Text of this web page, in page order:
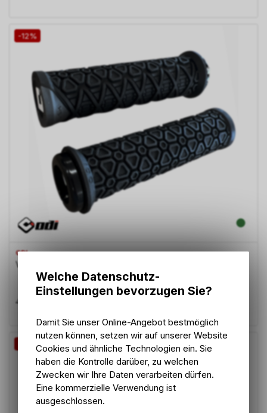
-12%
ODI
Vanquish V2 Lock-On Black/Graphite.
CHF
45.00
Welche Datenschutz-
Einstellungen bevorzugen Sie?
Damit Sie unser Online-Angebot bestmöglich
nutzen können, setzen wir auf unserer Website
Cookies und ähnliche Technologien ein. Sie
haben die Kontrolle darüber, zu welchen
Zwecken wir Ihre Daten verarbeiten dürfen.
Eine kommerzielle Verwendung ist
ausgeschlossen.